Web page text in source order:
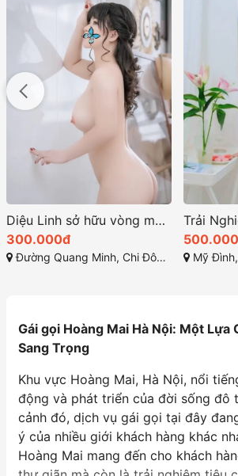
Diệu Linh sở hữu vòng một đầy đặn V-line thanh tú
300.000đ
Đường Quang Minh, Chi Đông, Mê Linh, Hà Nội Mỹ Đình,
Gái gọi Hoàng Mai Hà Nội: Một Lựa
Sang Trọng
Khu vực Hoàng Mai, Hà Nội, nổi
động và phát triển của đời sống đô
cảnh đó, dịch vụ gái gọi tại đây
ý của nhiều giới khách hàng khác
Hoàng Mai mang đến cho khách